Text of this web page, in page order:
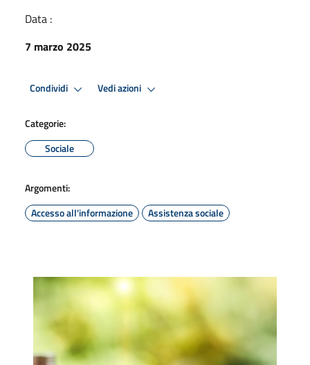
Data :
7 marzo 2025
Condividi Vedi azioni
Categorie:
Sociale
Argomenti:
Accesso all'informazione
Assistenza sociale